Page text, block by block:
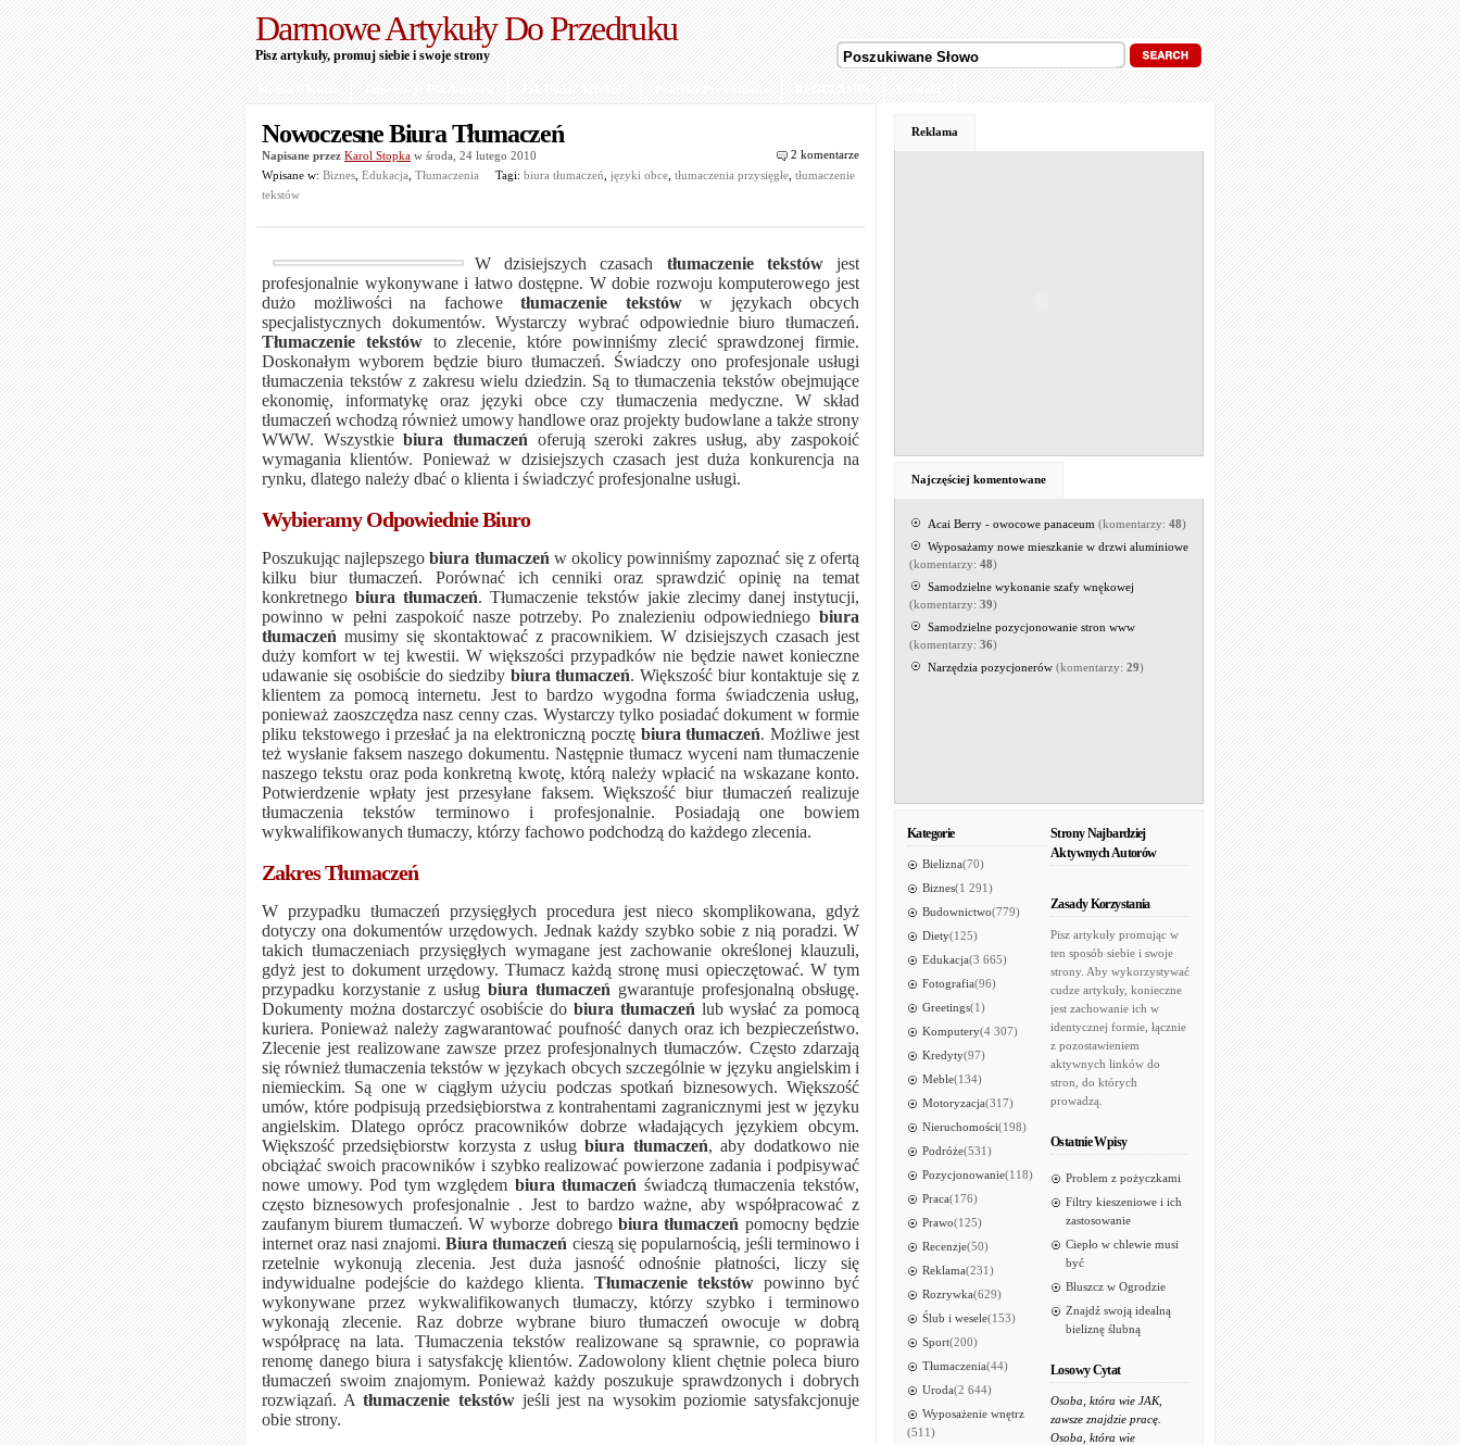
Darmowe Artykuły Do Przedruku
Pisz artykuły, promuj siebie i swoje strony
Nowoczesne Biura Tłumaczeń
Napisane przez Karol Stopka w środa, 24 lutego 2010
2 komentarze
Wpisane w: Biznes Edukacja Tłumaczenia Tagi: biura tłumaczeń języki obce tłumaczenia przysięgłe tłumaczenie
tekstów
W dzisiejszych czasach tłumaczenie tekstówjest
profesjonalnie wykonywane i łatwo dostępne. W dobie rozwoju komputerowego jest
dużo możliwości na fachowe tłumaczenie tekstóww językach obcych
specjalistycznych dokumentów. Wystarczy wybrać odpowiednie biuro tłumaczeń.
Tłumaczenie tekstówto zlecenie, które powinniśmy zlecić sprawdzonej firmie.
Doskonałym wyborem będzie biuro tłumaczeń. Świadczy ono profesjonale usługi
tłumaczenia tekstów z zakresu wielu dziedzin. Są to tłumaczenia tekstów obejmujące
ekonomię, informatykę oraz języki obce czy tłumaczenia medyczne. W skład
tłumaczeń wchodzą również umowy handlowe oraz projekty budowlane a także strony
WWW. Wszystkiebiura tłumaczeń oferują szeroki zakres usług, aby zaspokoić
wymagania klientów. Ponieważ w dzisiejszych czasach jest duża konkurencja na
rynku, dlatego należy dbać o klienta i świadczyć profesjonalne usługi.
Wybieramy Odpowiednie Biuro
Poszukując najlepszegobiura tłumaczeń w okolicy powinniśmy zapoznać się z ofertą
kilku biur tłumaczeń. Porównać ich cenniki oraz sprawdzić opinię na temat
konkretnegobiura tłumaczeń. Tłumaczenie tekstów jakie zlecimy danej instytucji,
powinno w pełni zaspokoić nasze potrzeby. Po znalezieniu odpowiedniego biura
tłumaczeń musimy się skontaktować z pracownikiem. W dzisiejszych czasach jest
duży komfort w tej kwestii. W większości przypadków nie będzie nawet konieczne
udawanie się osobiście do siedziby biura tłumaczeń. Większość biur kontaktuje się z
klientem za pomocą internetu. Jest to bardzo wygodna forma świadczenia usług,
ponieważ zaoszczędza nasz cenny czas. Wystarczy tylko posiadać dokument w formie
pliku tekstowego i przesłać ja na elektroniczną pocztę biura tłumaczeń. Możliwe jest
też wysłanie faksem naszego dokumentu. Następnie tłumacz wyceni nam tłumaczenie
naszego tekstu oraz poda konkretną kwotę, którą należy wpłacić na wskazane konto.
Potwierdzenie wpłaty jest przesyłane faksem. Większość biur tłumaczeń realizuje
tłumaczenia tekstów terminowo i profesjonalnie. Posiadają one bowiem
wykwalifikowanych tłumaczy, którzy fachowo podchodzą do każdego zlecenia.
Zakres Tłumaczeń
W przypadku tłumaczeń przysięgłych procedura jest nieco skomplikowana, gdyż
dotyczy ona dokumentów urzędowych. Jednak każdy szybko sobie z nią poradzi. W
takich tłumaczeniach przysięgłych wymagane jest zachowanie określonej klauzuli,
gdyż jest to dokument urzędowy. Tłumacz każdą stronę musi opieczętować. W tym
przypadku korzystanie z usług biura tłumaczeń gwarantuje profesjonalną obsługę.
Dokumenty można dostarczyć osobiście do biura tłumaczeń lub wysłać za pomocą
kuriera. Ponieważ należy zagwarantować poufność danych oraz ich bezpieczeństwo.
Zlecenie jest realizowane zawsze przez profesjonalnych tłumaczów. Często zdarzają
się również tłumaczenia tekstów w językach obcych szczególnie w języku angielskim i
niemieckim. Są one w ciągłym użyciu podczas spotkań biznesowych. Większość
umów, które podpisują przedsiębiorstwa z kontrahentami zagranicznymi jest w języku
angielskim. Dlatego oprócz pracowników dobrze władających językiem obcym.
Większość przedsiębiorstw korzysta z usługbiura tłumaczeń, aby dodatkowo nie
obciążać swoich pracowników i szybko realizować powierzone zadania i podpisywać
nowe umowy. Pod tym względem biura tłumaczeń świadczą tłumaczenia tekstów,
często biznesowych profesjonalnie . Jest to bardzo ważne, aby współpracować z
zaufanym biurem tłumaczeń. W wyborze dobrego biura tłumaczeń pomocny będzie
internet oraz nasi znajomi.Biura tłumaczeń cieszą się popularnością, jeśli terminowo i
rzetelnie wykonują zlecenia. Jest duża jasność odnośnie płatności, liczy się
indywidualne podejście do każdego klienta. Tłumaczenie tekstówpowinno być
wykonywane przez wykwalifikowanych tłumaczy, którzy szybko i terminowo
wykonają zlecenie. Raz dobrze wybrane biuro tłumaczeń owocuje w dobrą
współpracę na lata. Tłumaczenia tekstów realizowane są sprawnie, co poprawia
renomę danego biura i satysfakcję klientów. Zadowolony klient chętnie poleca biuro
tłumaczeń swoim znajomym. Ponieważ każdy poszukuje sprawdzonych i dobrych
rozwiązań. Atłumaczenie tekstówjeśli jest na wysokim poziomie satysfakcjonuje
obie strony.
Reklama
Najczęściej komentowane
Acai Berry - owocowe panaceum (komentarzy: 48)
Wyposażamy nowe mieszkanie w drzwi aluminiowe
(komentarzy: 48)
Samodzielne wykonanie szafy wnękowej
(komentarzy: 39)
Samodzielne pozycjonowanie stron www
(komentarzy: 36)
Narzędzia pozycjonerów (komentarzy: 29)
Kategorie
Bielizna(70)
Biznes(1 291)
Budownictwo(779)
Diety(125)
Edukacja(3 665)
Fotografia(96)
Greetings(1)
Komputery(4 307)
Kredyty(97)
Meble(134)
Motoryzacja(317)
Nieruchomości(198)
Podróże(531)
Pozycjonowanie(118)
Praca(176)
Prawo(125)
Recenzje(50)
Reklama(231)
Rozrywka(629)
Ślub i wesele(153)
Sport(200)
Tłumaczenia(44)
Uroda(2 644)
Wyposażenie wnętrz
(511)
Strony Najbardziej
Aktywnych Autorów
Zasady Korzystania
Pisz artykuły promując w
ten sposób siebie i swoje
strony. Aby wykorzystywać
cudze artykuły, konieczne
jest zachowanie ich w
identycznej formie, łącznie
z pozostawieniem
aktywnych linków do
stron, do których
prowadzą.
Ostatnie Wpisy
Problem z pożyczkami
Filtry kieszeniowe i ich
zastosowanie
Ciepło w chlewie musi
być
Bluszcz w Ogrodzie
Znajdź swoją idealną
bieliznę ślubną
Losowy Cytat
Osoba, która wie JAK,
zawsze znajdzie pracę.
Osoba, która wie